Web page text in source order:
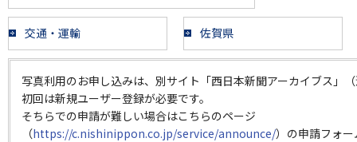
交通・運輸 佐賀県
写真利用のお申し込みは、別サイト「西日本新聞アーカイブス」
初回は新規ユーザー登録が必要です。
そちらでの申請が難しい場合はこちらのページ
（https://c.nishinippon.co.jp/service/announce/）の申請フォ